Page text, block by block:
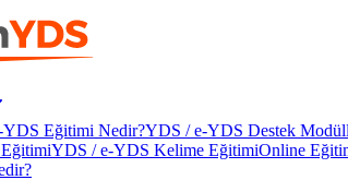
Eğitimi Nedir?YDS / e-YDS Destek
YDS / e-YDS Kelime EğitimiOnline